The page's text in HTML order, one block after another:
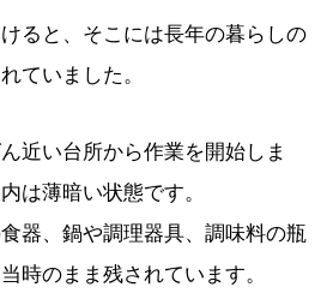
ると、そこには長年の暮らしの
ていました。
近い台所から作業を開始しま
は薄暗い状態です。
器、鍋や調理器具、調味料の瓶
時のまま残されています。